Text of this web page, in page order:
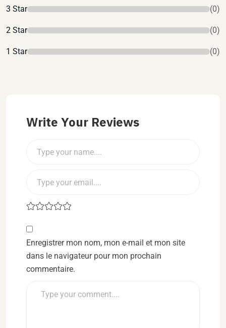
3 Star (0)
2 Star (0)
1 Star (0)
Write Your Reviews
Enregistrer mon nom, mon e-mail et mon site
dans le navigateur pour mon prochain
commentaire.